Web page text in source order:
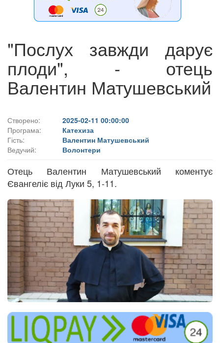
"Послух завжди дарує
плоди", - отець
Валентин Матушевський
Створено:
2025-02-11 00:00:00
Програма:
Катехиза
Гість:
Валентин Матушевський
Ведучий:
Волонтери
Отець Валентин Матушевський коментує
Євангеліє від Луки 5, 1-11.